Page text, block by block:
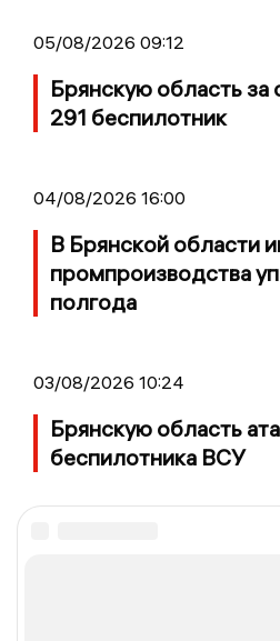
05/08/2026 09:12
Брянскую область за
291 беспилотник
04/08/2026 16:00
В Брянской области
промпроизводства
полгода
03/08/2026 10:24
Брянскую область
беспилотника ВСУ